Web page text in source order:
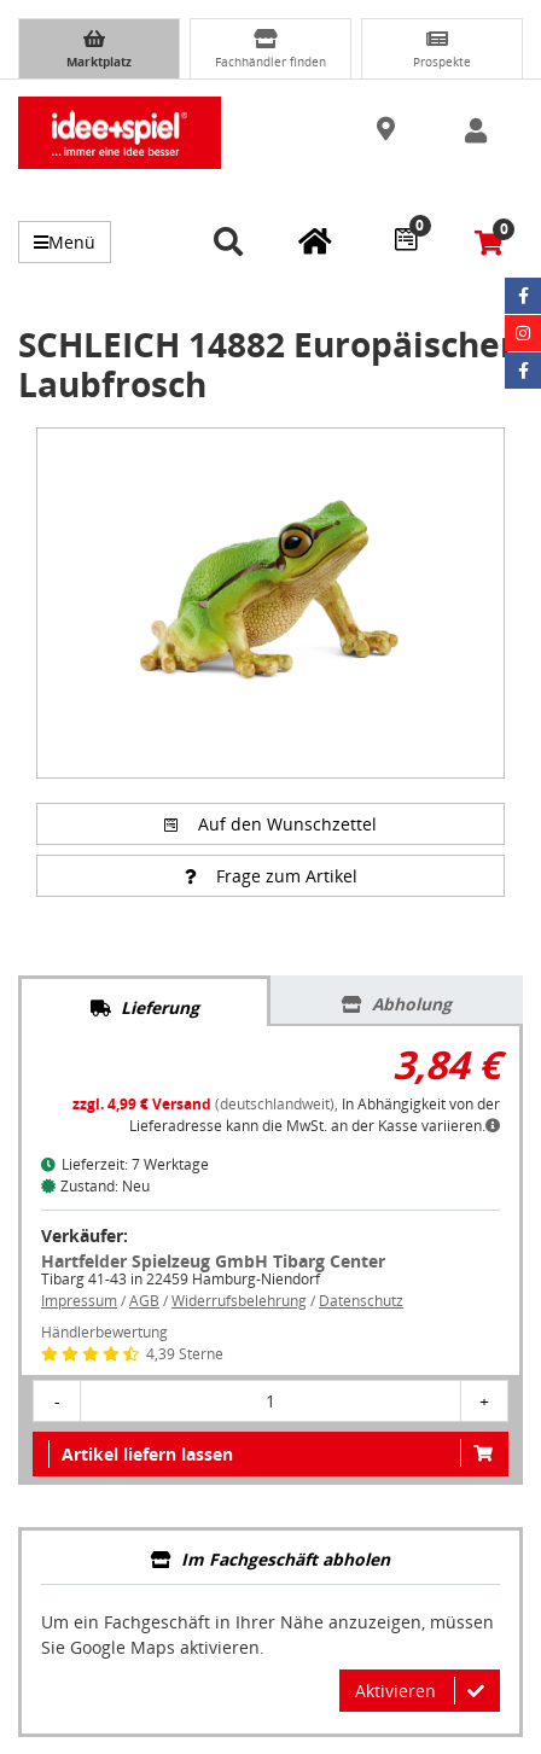
Marktplatz Fachhändler finden Prospekte
Menü
0 0
SCHLEICH 14882 Europäischer
Laubfrosch
Auf den Wunschzettel
Frage zum Artikel
Lieferung Abholung
3,84 €
zzgl. 4,99 € Versand (deutschlandweit), In Abhängigkeit von der
Lieferadresse kann die MwSt. an der Kasse variieren.
Lieferzeit: 7 Werktage
Zustand: Neu
Verkäufer:
Hartfelder Spielzeug GmbH Tibarg Center
Tibarg 41-43 in 22459 Hamburg-Niendorf
Impressum/AGB /Widerrufsbelehrung/ Datenschutz
Händlerbewertung
4,39 Sterne
- 1 +
Artikel liefern lassen
Im Fachgeschäft abholen
Um ein Fachgeschäft in Ihrer Nähe anzuzeigen, müssen
Sie Google Maps aktivieren.
Aktivieren